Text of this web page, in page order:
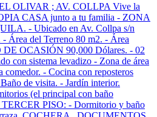
OLIVAR ; AV. COLLPA Vive la
CASA junto a tu familia - ZONA
- Ubicado en Av. Collpa s/n
- Área del Terreno 80 m2. - Área
DE OCASIÓN 90,000 Dólares. - 02
con sistema levadizo - Zona de área
- Cocina con reposteros
de visita. - Jardín interior.
(el principal con baño
TERCER PISO: - Dormitorio y baño